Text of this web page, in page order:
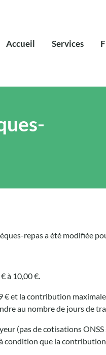
Accueil Services
repas a été modifiée
à 10,00 €.
et la contribution
au nombre de jours de
(pas de cotisations
condition que la